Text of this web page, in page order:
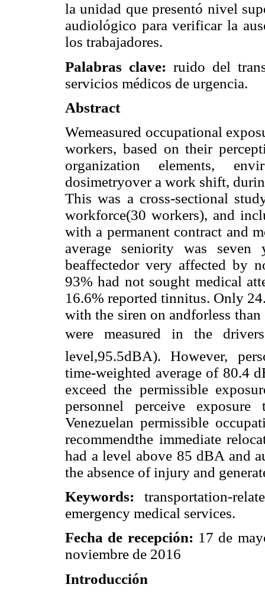
la unidad que presentó nivel
audiológico para verificar la
los trabajadores.
Palabras clave: ruido del
servicios médicos de urgencia.
Abstract
Wemeasured occupational
workers, based on their
organization elements,
dosimetryover a work shift,
This was a cross-sectional
workforce(30 workers), and
with a permanent contract and
average seniority was
beaffectedor very affected by
93% had not sought medical
16.6% reported tinnitus. Only
with the siren on andforless
were measured in the
level,95.5dBA). However,
time-weighted average of 80.4
exceed the permissible
personnel perceive
Venezuelan permissible
recommendthe immediate
had a level above 85 dBA and
the absence of injury and
Keywords: transportation-
emergency medical services.
Fecha de recepción: 17 de
noviembre de 2016
Introducción